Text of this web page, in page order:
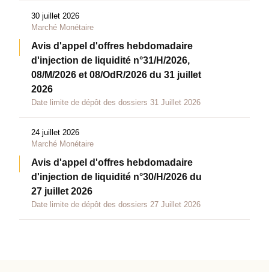
30 juillet 2026
Marché Monétaire
Avis d'appel d'offres hebdomadaire
d'injection de liquidité n°31/H/2026,
08/M/2026 et 08/OdR/2026 du 31 juillet
2026
Date limite de dépôt des dossiers 31 Juillet 2026
24 juillet 2026
Marché Monétaire
Avis d'appel d'offres hebdomadaire
d'injection de liquidité n°30/H/2026 du
27 juillet 2026
Date limite de dépôt des dossiers 27 Juillet 2026